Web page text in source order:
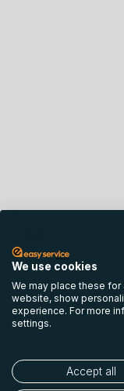
We use cookies
We may place these
website, show
experience. For more
settings.
Accept all